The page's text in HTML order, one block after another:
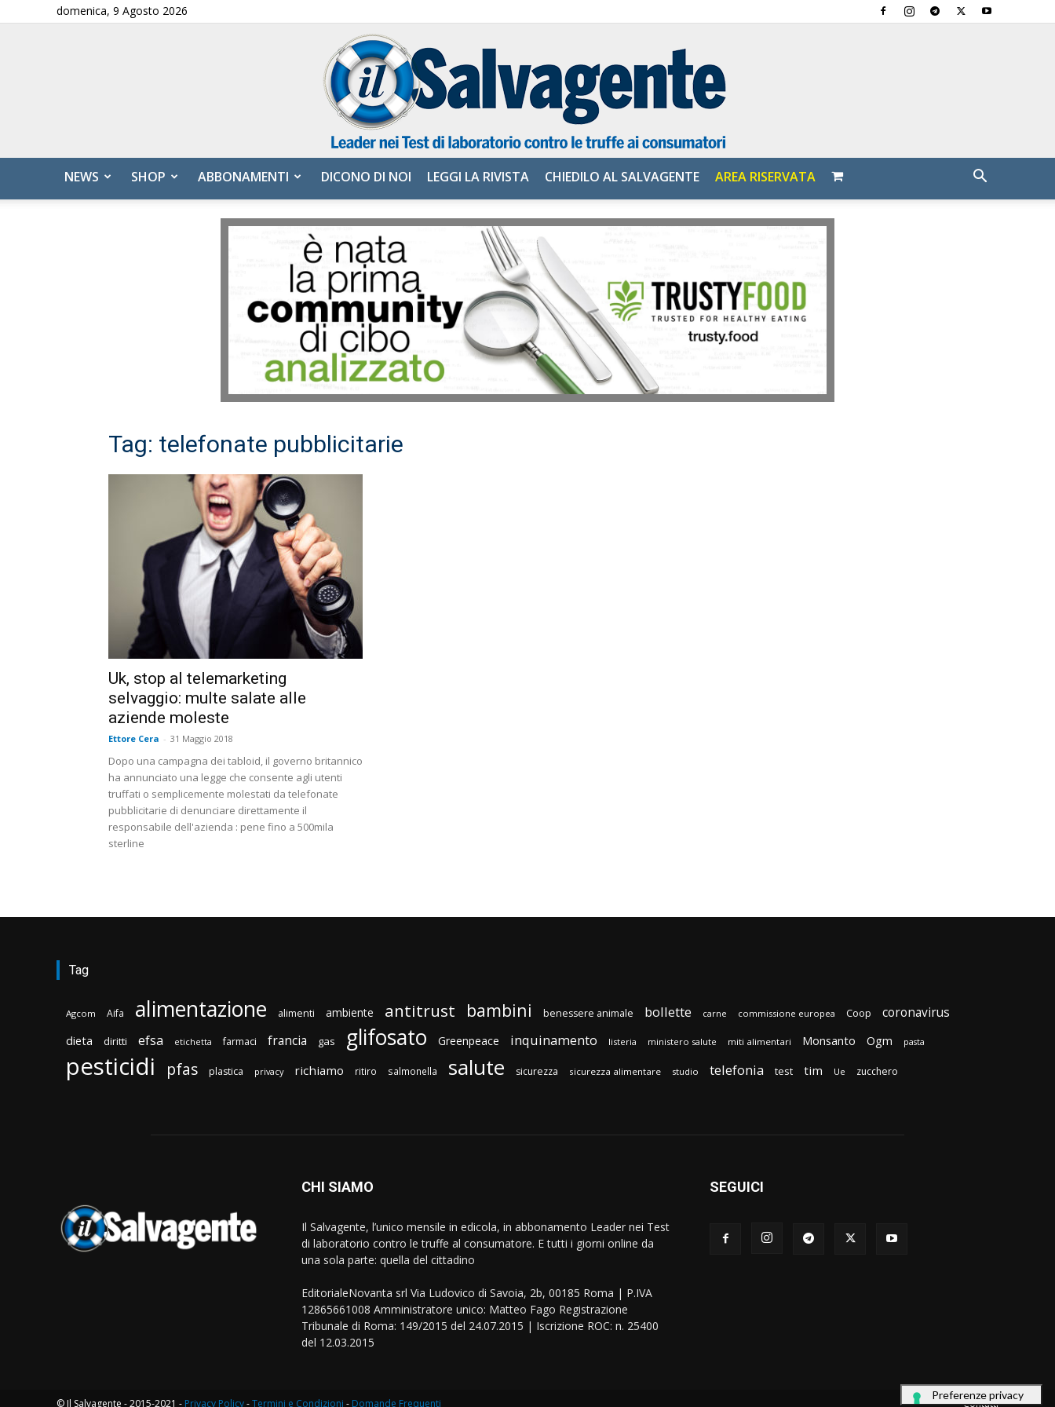
domenica, 9 Agosto 2026
Salvagente
NEWS SHOP ABBONAMENTI DICONO DI NOI LEGGI LA RIVISTA CHIEDILO AL SALVAGENTE AREA RISERVATA
Tag: telefonate pubblicitarie
Uk, stop al telemarketing
selvaggio: multe salate alle
aziende moleste
Ettore Cera - 31 Maggio 2018
Dopo una campagna dei tabloid, il governo britannico
ha annunciato una legge che consente agli utenti
truffati o semplicemente molestati da telefonate
pubblicitarie di denunciare direttamente il
responsabile dell'azienda : pene fino a 500mila
sterline
Tag
Agcom Aifa alimentazione alimenti ambiente antitrust bambini benessere animale bollette carne commissione europea Coop coronavirus
dieta diritti efsa etichetta farmaci francia gas glifosato Greenpeace inquinamento listeria ministero salute miti alimentari Monsanto Ogm pasta
pesticidi pfas plastica privacy richiamo ritiro salmonella salute sicurezza sicurezza alimentare studio telefonia test tim Ue zucchero
CHI SIAMO
Il Salvagente, l’unico mensile in edicola, in abbonamento Leader nei Test
di laboratorio contro le truffe al consumatore. E tutti i giorni online da
una sola parte: quella del cittadino
EditorialeNovanta srl Via Ludovico di Savoia, 2b, 00185 Roma | P.IVA
12865661008 Amministratore unico: Matteo Fago Registrazione
Tribunale di Roma: 149/2015 del 24.07.2015 | Iscrizione ROC: n. 25400
del 12.03.2015
SEGUICI
Contatti
© Il Salvagente - 2015-2021 - Privacy Policy-Termini e Condizioni - Domande Frequenti